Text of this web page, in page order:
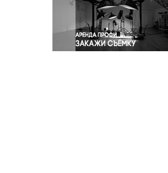
Спорт
Экология
Экономика и бизнес